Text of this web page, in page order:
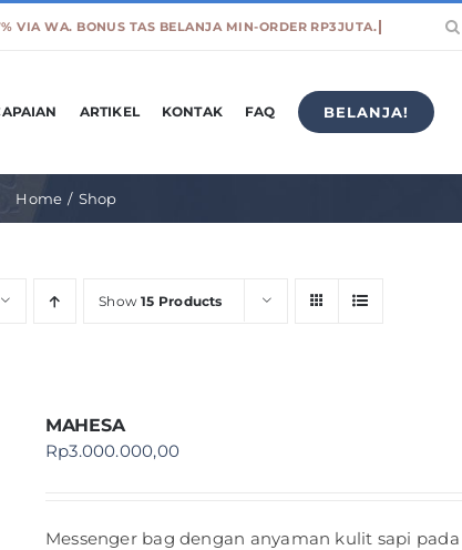
ARTIKEL KONTAK FAQ BELANJA!
Home Shop
Show15 Products
MAHESA
Rp3.000.000,00
Messenger bag dengan anyaman kulit sapi